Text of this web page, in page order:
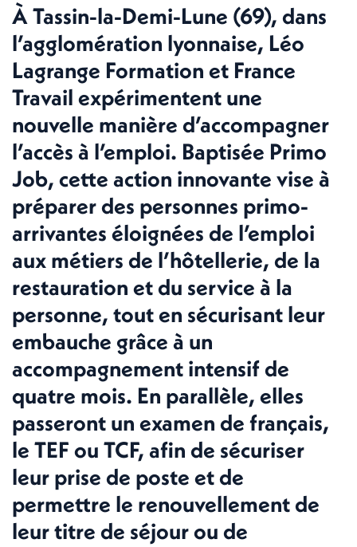
À Tassin-la-Demi-Lune (69), dans
l’agglomération lyonnaise, Léo
Lagrange Formation et France
Travail expérimentent une
nouvelle manière d’accompagner
l’accès à l’emploi. Baptisée Primo
Job, cette action innovante vise à
préparer des personnes primo-
arrivantes éloignées de l’emploi
aux métiers de l’hôtellerie, de la
restauration et du service à la
personne, tout en sécurisant leur
embauche grâce à un
accompagnement intensif de
quatre mois. En parallèle, elles
passeront un examen de français,
le TEF ou TCF, afin de sécuriser
leur prise de poste et de
permettre le renouvellement de
leur titre de séjour ou de